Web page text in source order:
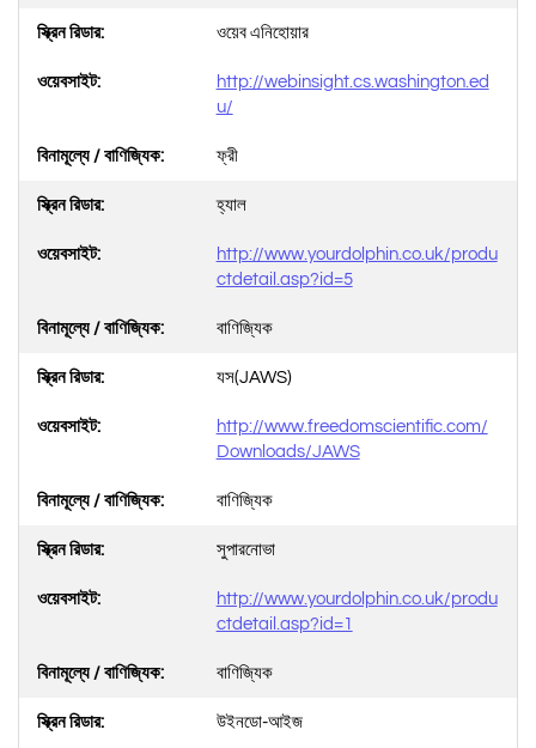
ওয়েব এনিহোয়ার
http://webinsight.cs.washington.ed
u/
ফ্রী
হ্যাল
http://www.yourdolphin.co.uk/produ
ctdetail.asp?id=5
বাণিজ্যিক
যস(JAWS)
http://www.freedomscientific.com/
Downloads/JAWS
বাণিজ্যিক
সুপারনোভা
http://www.yourdolphin.co.uk/produ
ctdetail.asp?id=1
বাণিজ্যিক
উইনডো-আইজ